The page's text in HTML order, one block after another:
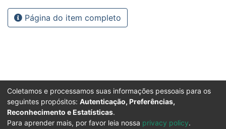
Página do item completo
Coletamos e processamos suas informações pessoais para os
seguintes propósitos: Autenticação, Preferências,
Reconhecimento e Estatísticas.
Para aprender mais, por favor leia nossa privacy policy.